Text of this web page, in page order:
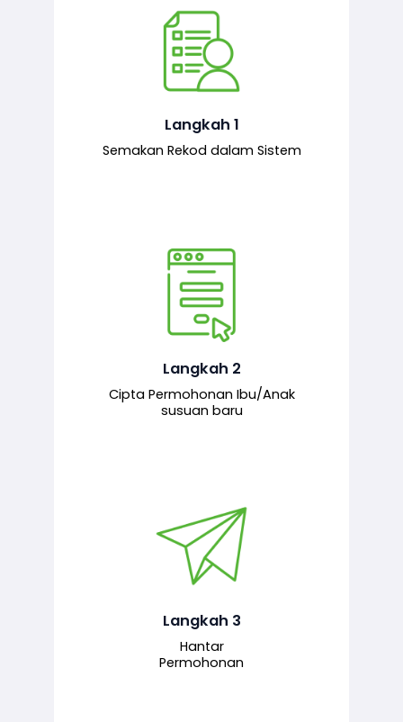
Langkah 1
Semakan Rekod dalam Sistem
Semakan ke atas sejarah permohonan
yang pernah dibuat oleh pemohon,
Langkah 2
Cipta Permohonan Ibu/Anak
susuan baru
Pemohon mengisi borang
permohonan bagi pendaftaran
baharu melalui sistem.
Langkah 3
Hantar
Permohonan
Permohonan yang lengkap dihantar
untuk proses semakan dan
bertanggungjawab.